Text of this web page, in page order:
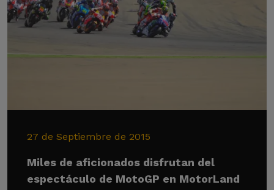
27 de Septiembre de 2015
Miles de aficionados disfrutan del
espectáculo de MotoGP en MotorLand